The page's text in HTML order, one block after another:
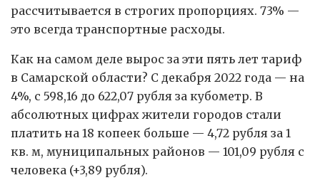
рассчитывается в строгих пропорциях. 73% —
это всегда транспортные расходы.
Как на самом деле вырос за эти пять лет тариф
в Самарской области? С декабря 2022 года — на
4%, с 598,16 до 622,07 рубля за кубометр. В
абсолютных цифрах жители городов стали
платить на 18 копеек больше — 4,72 рубля за 1
кв. м, муниципальных районов — 101,09 рубля с
человека (+3,89 рубля).